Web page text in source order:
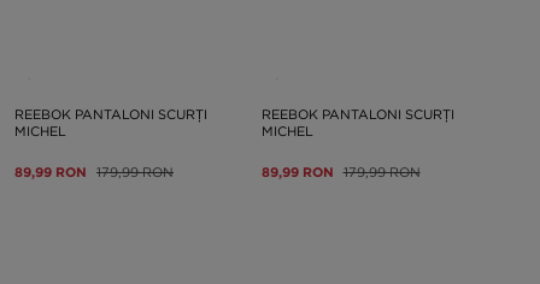
REEBOK PANTALONI SCURȚI
MICHEL
89,99 RON 179,99 RON
REEBOK PANTALONI SCURȚI
MICHEL
89,99 RON 179,99 RON